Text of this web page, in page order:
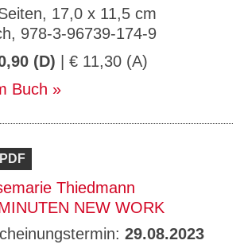
17,0 x 11,5 cm
978-3-96739-174-9
(D) | € 11,30 (A)
Buch
PDF
Thiedmann
NEW WORK
29.08.2023